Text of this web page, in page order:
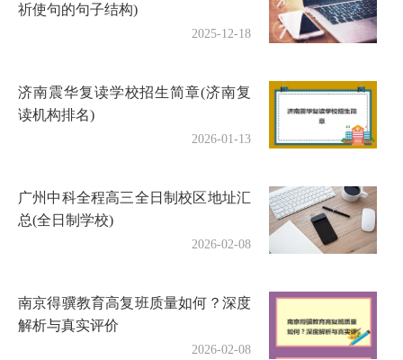
祈使句的句子结构)
2025-12-18
济南震华复读学校招生简章(济南复
读机构排名)
2026-01-13
广州中科全程高三全日制校区地址汇
总(全日制学校)
2026-02-08
南京得骥教育高复班质量如何？深度
解析与真实评价
2026-02-08